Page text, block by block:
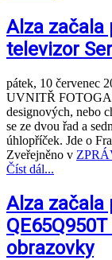
Alza začala
televizor
pátek, 10 červenec
UVNITŘ
designových, nebo
se ze dvou řad a
úhlopříček. Jde o
Zveřejněno v
Číst dál...
Alza začala
obrazovky